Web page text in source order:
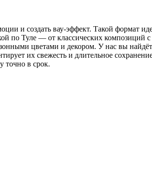
и создать вау-эффект. Такой формат
по Туле — от классических композиций
цветами и декором. У нас вы
их свежесть и длительное
точно в срок.